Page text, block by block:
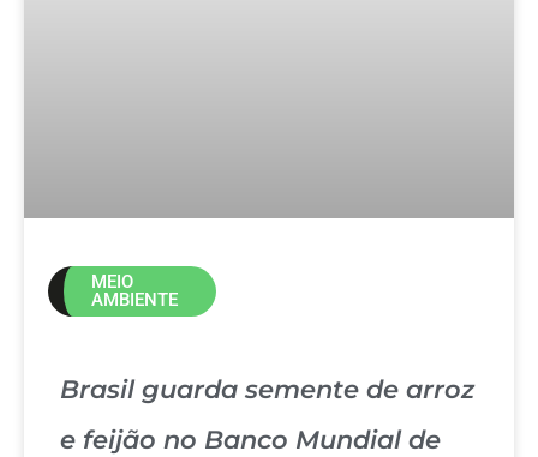
MEIO
AMBIENTE
Brasil guarda semente de arroz
e feijão no Banco Mundial de